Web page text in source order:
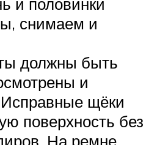
снимаем и
должны быть
и
щёки
поверхность без
На ремне